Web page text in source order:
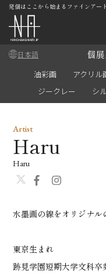
発信はここから始まるファインアー
日本語 個展
油彩画 アクリル
ジークレー
シ
水墨画の線をオリジナル
東京生まれ
跡見学園短期大学文科卒
Artist
Haru
Haru